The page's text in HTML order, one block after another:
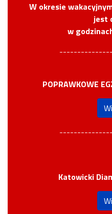
W okresie
jest
w
POPRAWKOWE
Katowicki